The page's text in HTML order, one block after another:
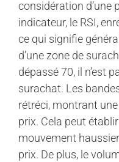
considération d’une
indicateur, le RSI,
ce qui signifie
d’une zone de
dépassé 70, il n’est
surachat. Les
rétréci, montrant
prix. Cela peut
mouvement
prix. De plus, le